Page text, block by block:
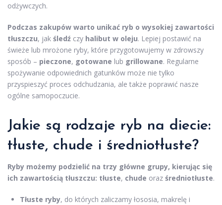
odżywczych.
Podczas zakupów warto unikać ryb o wysokiej zawartości
tłuszczu, jak śledź czy halibut w oleju. Lepiej postawić na
świeże lub mrożone ryby, które przygotowujemy w zdrowszy
sposób – pieczone, gotowane lub grillowane. Regularne
spożywanie odpowiednich gatunków może nie tylko
przyspieszyć proces odchudzania, ale także poprawić nasze
ogólne samopoczucie.
Jakie są rodzaje ryb na diecie:
tłuste, chude i średniotłuste?
Ryby możemy podzielić na trzy główne grupy, kierując się
ich zawartością tłuszczu: tłuste, chude oraz średniotłuste.
Tłuste ryby, do których zaliczamy łososia, makrelę i